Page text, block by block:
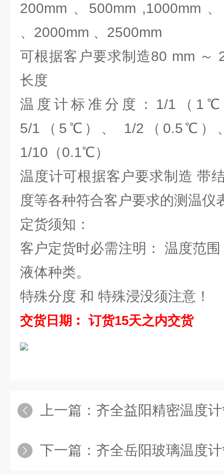
200mm 、500mm ,1000mm
、2000mm 、2500mm
可根据客户要求制造80 mm ～
长度
温度计标准分度：1/1（
5/1（5℃）、 1/2（0.5℃）
1/10（0.1℃）
温度计可根据客户要求制造 带
度等各种符合客户要求的测温仪
定货须知：
客户定货时必需注明： 温度范
液体种类。
特殊分度 和 特殊浸没须注意！
交货日期︰ 订货15天之内交货
上一篇： 齐全益阳精密温度
下一篇： 齐全岳阳玻璃温度